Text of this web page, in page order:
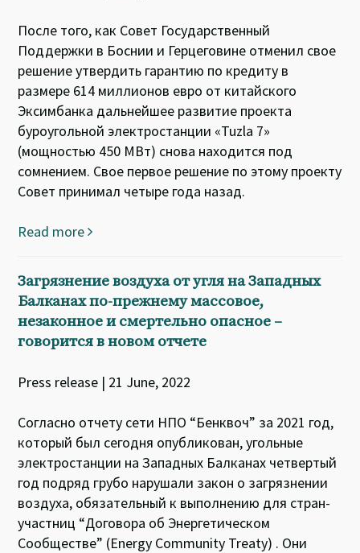
После того, как Совет Государственный
Поддержки в Боснии и Герцеговине отменил свое
решение утвердить гарантию по кредиту в
размере 614 миллионов евро от китайского
Эксимбанка дальнейшее развитие проекта
буроугольной электростанции «Tuzla 7»
(мощностью 450 МВт) снова находится под
сомнением. Свое первое решение по этому проекту
Совет принимал четыре года назад.
Read more
Загрязнение воздуха от угля на Западных
Балканах по-прежнему массовое,
незаконное и смертельно опасное –
говорится в новом отчете
Press release | 21 June, 2022
Согласно отчету сети НПО “Бенквоч” за 2021 год,
который был сегодня опубликован, угольные
электростанции на Западных Балканах четвертый
год подряд грубо нарушали закон о загрязнении
воздуха, обязательный к выполнению для стран-
участниц “Договора об Энергетическом
Сообществе” (Energy Community Treaty) . Они